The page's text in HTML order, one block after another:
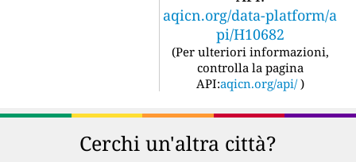
aqicn.org/data-platform/a
pi/H10682
(Per ulteriori informazioni,
controlla la pagina
API:aqicn.org/api/ )
Cerchi un'altra città?